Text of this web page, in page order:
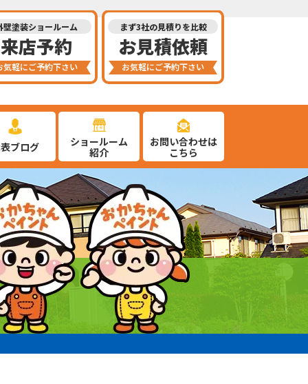
壁塗装ショールーム
来店予約
気軽にご予約下さい
まず3社の見積りを比較
お見積依頼
お気軽にご予約下さい
ブログ
ショールーム
紹介
お問い合わせは
こちら